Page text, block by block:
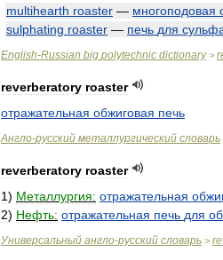
multihearth roaster — многоподовая
sulphating roaster — печь для
English-Russian big polytechnic dictionary>
reverberatory roaster
отражательная обжиговая печь
Англо-русский металлургический словарь
reverberatory roaster
1) Металлургия: отражательная
2) Нефть: отражательная печь для
Универсальный англо-русский словарь >